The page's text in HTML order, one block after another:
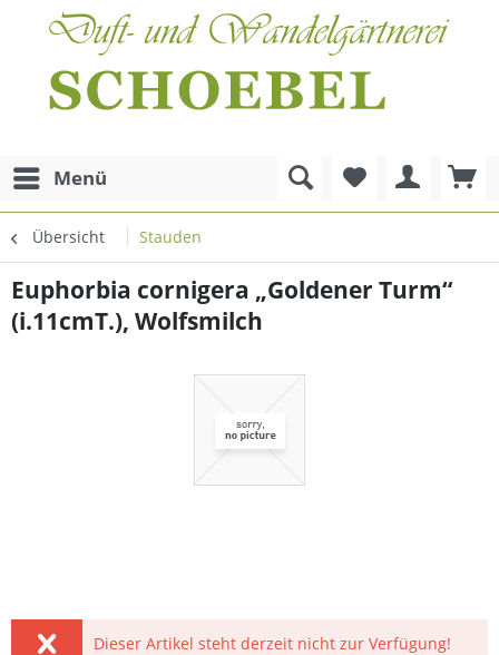
Menü
Übersicht Stauden
Euphorbia cornigera „Goldener Turm“
(i.11cmT.), Wolfsmilch
Dieser Artikel steht derzeit nicht zur Verfügung!